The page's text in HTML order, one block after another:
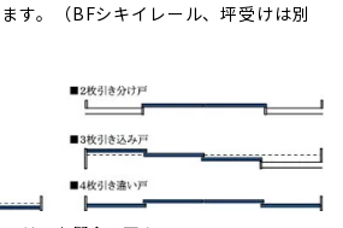
す。（BFシキイレール、坪受けは別